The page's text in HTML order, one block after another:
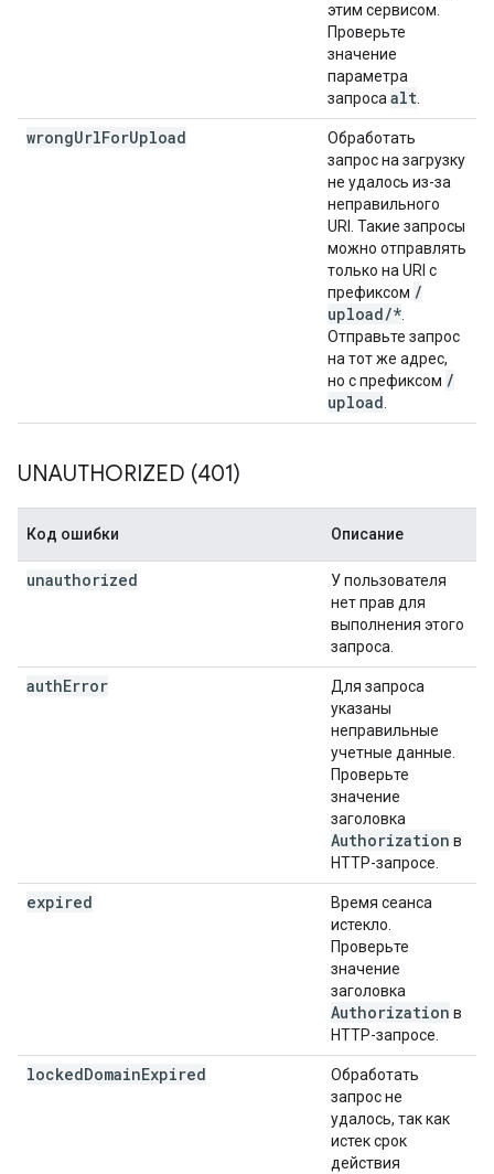
этим сервисом.
Проверьте
значение
параметра
запроса alt
wrongUrlForUpload
Обработать
запрос на загрузку
не удалось из-за
неправильного
URI. Такие запросы
можно отправлять
только на URI с
префиксом /
upload/*
Отправьте запрос
на тот же адрес,
но с префиксом /
upload
UNAUTHORIZED (401)
Код ошибки Описание
unauthorized
У пользователя
нет прав для
выполнения этого
запроса.
authError
Для запроса
указаны
неправильные
учетные данные.
Проверьте
значение
заголовка
Authorization в
HTTP-запросе.
expired
Время сеанса
истекло.
Проверьте
значение
заголовка
Authorization в
HTTP-запросе.
lockedDomainExpired
Обработать
запрос не
удалось, так как
истек срок
действия